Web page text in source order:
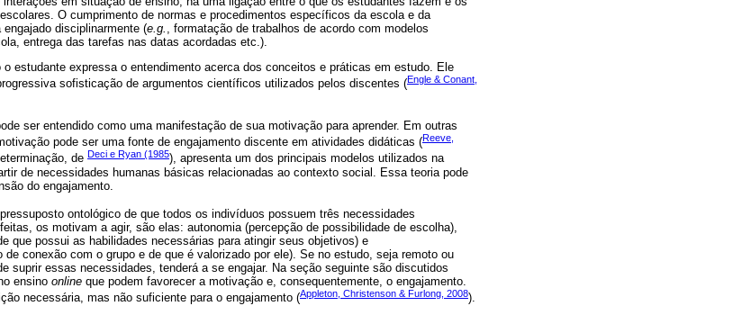
O cumprimento de normas e procedimentos específicos da escola e da
disciplinarmente (e.g.
, formatação de trabalhos de acordo com modelos
entrega das tarefas nas datas acordadas etc.).
estudante expressa o entendimento acerca dos conceitos e práticas em estudo. Ele
sofisticação de argumentos científicos utilizados pelos discentes (Engle & Conant,
ser entendido como uma manifestação de sua motivação para aprender. Em outras
pode ser uma fonte de engajamento discente em atividades didáticas (Reeve,
de Deci e Ryan (1985), apresenta um dos principais modelos utilizados na
de necessidades humanas básicas relacionadas ao contexto social. Essa teoria pode
do engajamento.
ontológico de que todos os indivíduos possuem três necessidades
os motivam a agir, são elas: autonomia (percepção de possibilidade de escolha),
que possui as habilidades necessárias para atingir seus objetivos) e
conexão com o grupo e de que é valorizado por ele). Se no estudo, seja remoto ou
suprir essas necessidades, tenderá a se engajar. Na seção seguinte são discutidos
ensino online que podem favorecer a motivação e, consequentemente, o engajamento.
necessária, mas não suficiente para o engajamento (Appleton, Christenson & Furlong, 2008).